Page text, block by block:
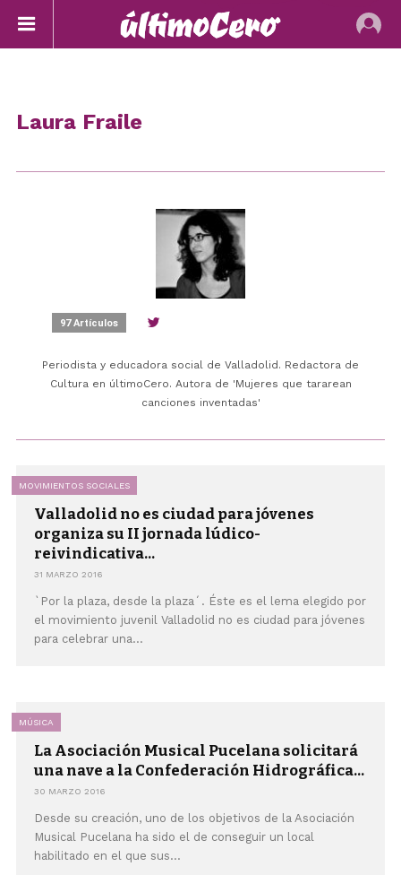
Laura Fraile
97 Artículos
Periodista y educadora social de Valladolid. Redactora de
Cultura en últimoCero. Autora de 'Mujeres que tararean
canciones inventadas'
MOVIMIENTOS SOCIALES
Valladolid no es ciudad para jóvenes
organiza su II jornada lúdico-
reivindicativa...
31 MARZO 2016
`Por la plaza, desde la plaza´. Éste es el lema elegido por
el movimiento juvenil Valladolid no es ciudad para jóvenes
para celebrar una...
MÚSICA
La Asociación Musical Pucelana solicitará
una nave a la Confederación Hidrográfica...
30 MARZO 2016
Desde su creación, uno de los objetivos de la Asociación
Musical Pucelana ha sido el de conseguir un local
habilitado en el que sus...